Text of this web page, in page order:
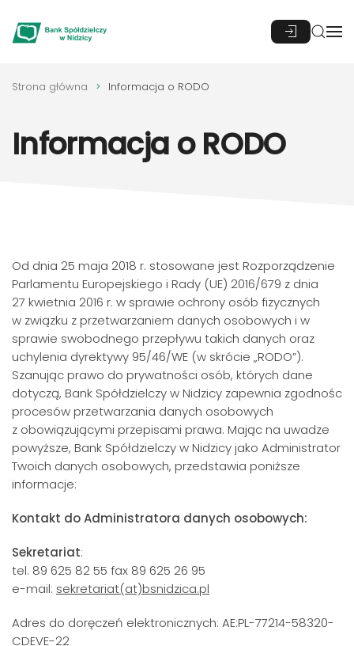
Przejdź do głównej treści
Strona główna Informacja o RODO
Informacja o RODO
Od dnia 25 maja 2018 r. stosowane jest Rozporządzenie
Parlamentu Europejskiego i Rady (UE) 2016/679 z dnia
27 kwietnia 2016 r. w sprawie ochrony osób fizycznych
w związku z przetwarzaniem danych osobowych i w
sprawie swobodnego przepływu takich danych oraz
uchylenia dyrektywy 95/46/WE (w skrócie „RODO”).
Szanując prawo do prywatności osób, których dane
dotyczą, Bank Spółdzielczy w Nidzicy zapewnia zgodnośc
procesów przetwarzania danych osobowych
z obowiązującymi przepisami prawa. Mając na uwadze
powyższe, Bank Spółdzielczy w Nidzicy jako Administrator
Twoich danych osobowych, przedstawia poniższe
informacje:
Kontakt do Administratora danych osobowych:
Sekretariat:
tel. 89 625 82 55 fax 89 625 26 95
e-mail: sekretariat(at)bsnidzica.pl
Adres do doręczeń elektronicznych: AE:PL-77214-58320-
CDEVE-22